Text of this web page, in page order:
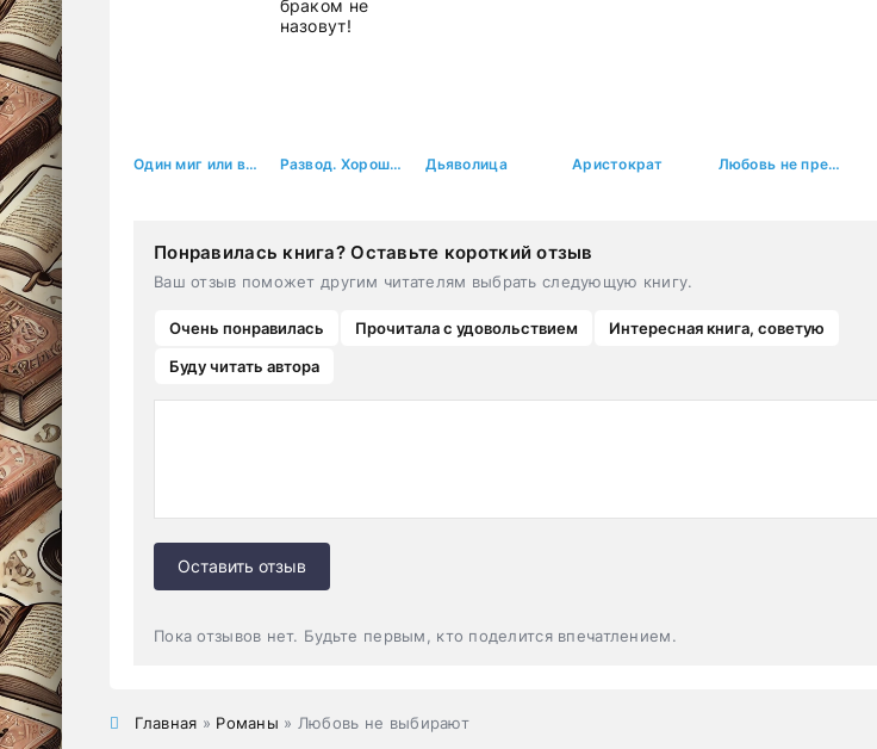
Один миг или вечность? Развод. Хорошее дело браком не назовут! Дьяволица Аристократ Любовь не предает
Понравилась книга? Оставьте короткий отзыв
Ваш отзыв поможет другим читателям выбрать следующую книгу.
Очень понравилась Прочитала с удовольствием
Интересная книга, советую
Буду читать автора
Оставить отзыв
Пока отзывов нет. Будьте первым, кто поделится впечатлением.
Главная » Романы » Любовь не выбирают